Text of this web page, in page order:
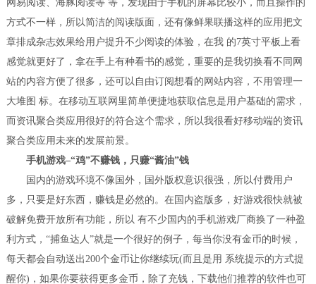
网易阅读、海豚阅读等 等，发现由于手机的屏幕比较小，而且操作的
方式不一样，所以简洁的阅读版面，还有像鲜果联播这样的应用把文
章排成杂志效果给用户提升不少阅读的体验，在我 的7英寸平板上看
感觉就更好了，拿在手上有种看书的感觉，重要的是我切换看不同网
站的内容方便了很多，还可以自由订阅想看的网站内容，不用管理一
大堆图 标。在移动互联网里简单便捷地获取信息是用户基础的需求，
而资讯聚合类应用很好的符合这个需求，所以我很看好移动端的资讯
聚合类应用未来的发展前景。
手机游戏–“鸡”不赚钱，只赚“酱油”钱
国内的游戏环境不像国外，国外版权意识很强，所以付费用户
多，只要是好东西，赚钱是必然的。在国内盗版多，好游戏很快就被
破解免费开放所有功能，所以 有不少国内的手机游戏厂商换了一种盈
利方式，“捕鱼达人”就是一个很好的例子，每当你没有金币的时候，
每天都会自动送出200个金币让你继续玩(而且是用 系统提示的方式提
醒你)，如果你要获得更多金币，除了充钱，下载他们推荐的软件也可